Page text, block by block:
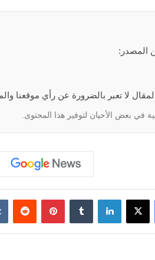
المصدر:
لا تعبر بالضرورة عن رأي موقعنا
في بعض الأحيان لتوفير هذا المحتوى.
فيسبوك ‫X لينكدإن ‏Tumblr بينتيريست ‏Reddit